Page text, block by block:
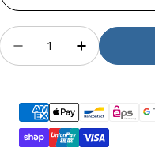
Menge
Menge für Blueair
Menge für
Zahlungsmethoden